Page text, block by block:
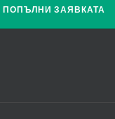
ПОПЪЛНИ ЗАЯВКАТА